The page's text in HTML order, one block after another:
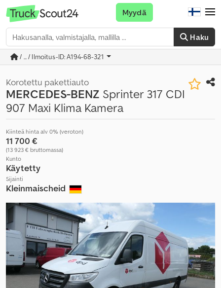
Haku
Myydä
/ ... / Ilmoitus-ID: A194-68-321
Korotettu pakettiauto
MERCEDES-BENZ Sprinter 317 CDI
907 Maxi Klima Kamera
Kiinteä hinta alv 0% (veroton)
11 700 €
(13 923 € bruttomassa)
Kunto
Käytetty
Sijainti
Kleinmaischeid